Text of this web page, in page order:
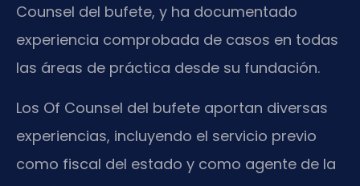
Counsel del bufete, y ha documentado
experiencia comprobada de casos en todas
las áreas de práctica desde su fundación.
Los Of Counsel del bufete aportan diversas
experiencias, incluyendo el servicio previo
como fiscal del estado y como agente de la